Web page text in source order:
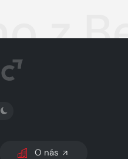
z
PŘEPNOUT SVĚTLÝ/TMAVÝ REŽIM
O nás